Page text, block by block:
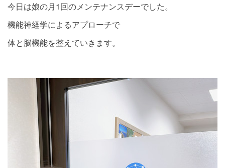
今日は娘の月1回のメンテナンスデーでした。
機能神経学によるアプローチで
体と脳機能を整えていきます。